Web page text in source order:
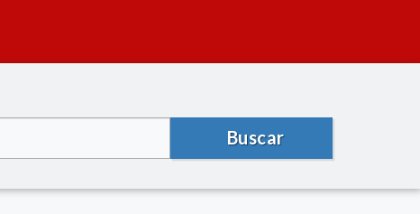
Buscar